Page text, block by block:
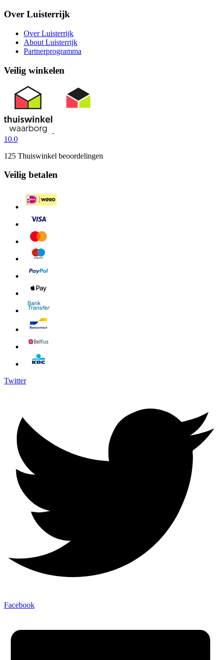
Over Luisterrijk
Over Luisterrijk
About Luisterrijk
Partnerprogramma
Veilig winkelen
10.0
125 Thuiswinkel beoordelingen
Veilig betalen
Twitter
Facebook